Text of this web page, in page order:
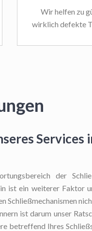
Wir helfen zu
wirklich defekte
Services
der
ist ein weiterer Faktor
Schließmechanismen
ist darum unser
betreffend Ihres